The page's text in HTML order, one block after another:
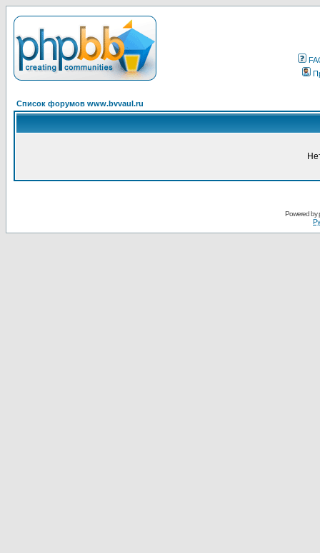
Список форумов www.bvvaul.ru
Powered by